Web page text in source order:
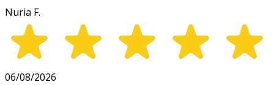
Nuria F.
06/08/2026